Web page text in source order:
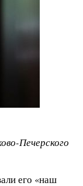
Печерского
его «наш